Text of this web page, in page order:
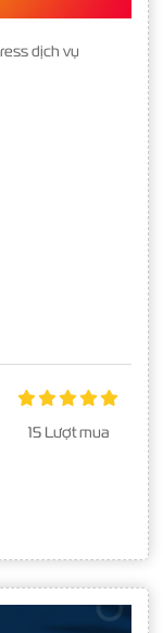
dịch vụ
15 Lượt mua